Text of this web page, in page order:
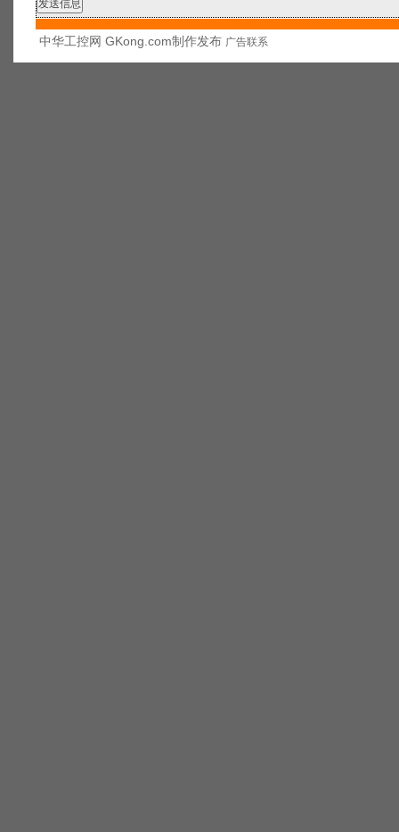
中华工控网 GKong.com制作发布 广告联系